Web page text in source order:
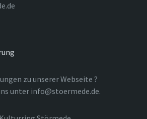
zu unserer Webseite ?
unter info@stoermede.de.